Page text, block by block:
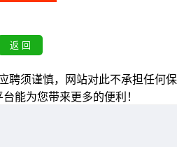
聘须谨慎，网站对此不承担任何保
能为您带来更多的便利！